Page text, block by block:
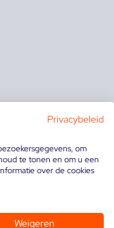
Privacybeleid
om
te tonen en om u een
over de cookies
Weigeren